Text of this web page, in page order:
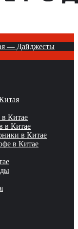
— Дайджесты
в Китае
в Китае
в Китае
в Китае